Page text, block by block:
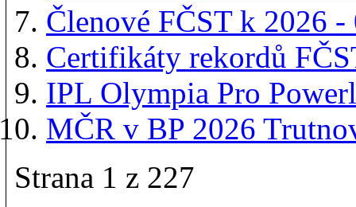
Členové FČST k 2026 -
Certifikáty rekordů
IPL Olympia Pro
MČR v BP 2026
Strana 1 z 227